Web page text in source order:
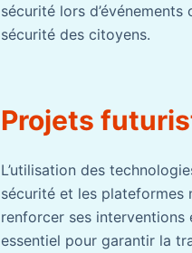
sécurité lors
sécurité des citoyens.
Projets
L’utilisation des
sécurité et les plateformes
renforcer ses
essentiel pour garantir la